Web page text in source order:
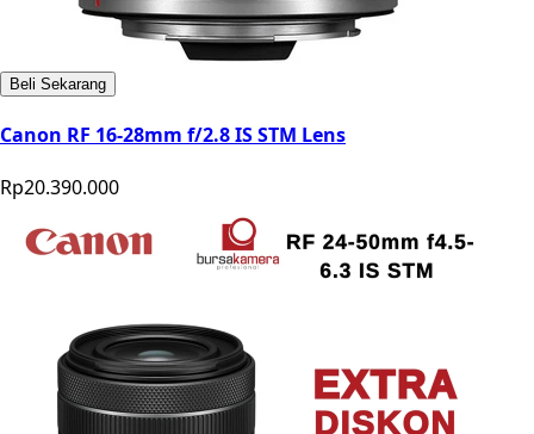
Beli Sekarang
Canon RF 16-28mm f/2.8 IS STM Lens
Rp20.390.000